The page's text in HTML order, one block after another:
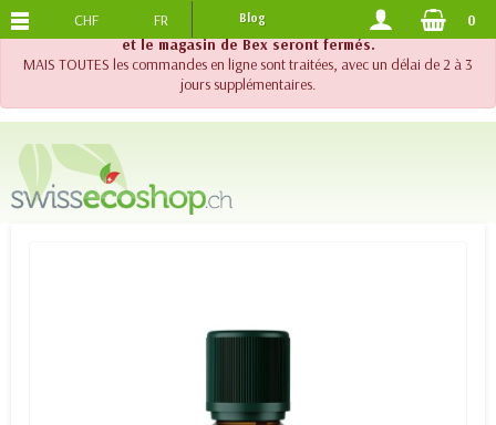
!! Important !! Jusqu'au 20 août 2026, le support téléphonique
et le magasin de Bex seront fermés.
MAIS TOUTES les commandes en ligne sont traitées, avec un délai de 2 à 3
jours supplémentaires.
PORTS OFFERTS DES 120.-
CHF FR Blog 0